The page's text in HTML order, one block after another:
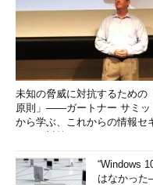
Attached Storage）のよう
ります。さらに、さまざま
タの意味を表すデータ、す
かも重要となります。
管理されていないデータ
重なストレージリソースを
この第3回、第4回におい
項目でもあります。
未知の脅威に対抗するための
原則」――ガートナー サミッ
から学ぶ、これからの情報セ
“Windows
はなかっ